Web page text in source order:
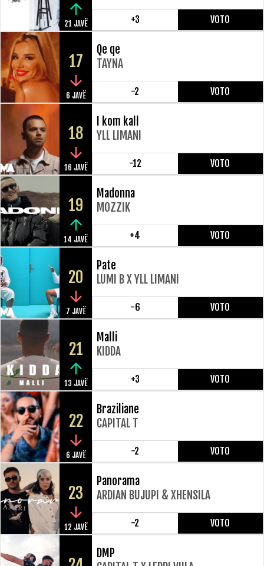
21 JAVË +3 VOTO
17
6 JAVË
Qe qe
TAYNA
-2 VOTO
18
16 JAVË
I kom kall
YLL LIMANI
-12 VOTO
19
14 JAVË
Madonna
MOZZIK
+4 VOTO
20
7 JAVË
Pate
LUMI B X YLL LIMANI
-6 VOTO
21
13 JAVË
Malli
KIDDA
+3 VOTO
22
6 JAVË
Braziliane
CAPITAL T
-2 VOTO
23
12 JAVË
Panorama
ARDIAN BUJUPI & XHENSILA
-2 VOTO
DMP